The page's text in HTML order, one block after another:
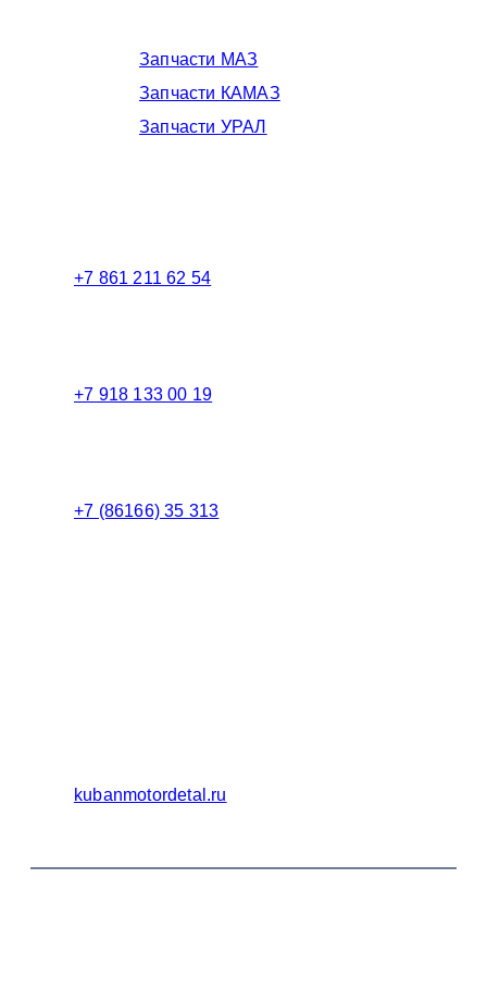
Запчасти МАЗ
Запчасти КАМАЗ
Запчасти УРАЛ
+7 861 211 62 54
+7 918 133 00 19
+7 (86166) 35 313
kubanmotordetal.ru